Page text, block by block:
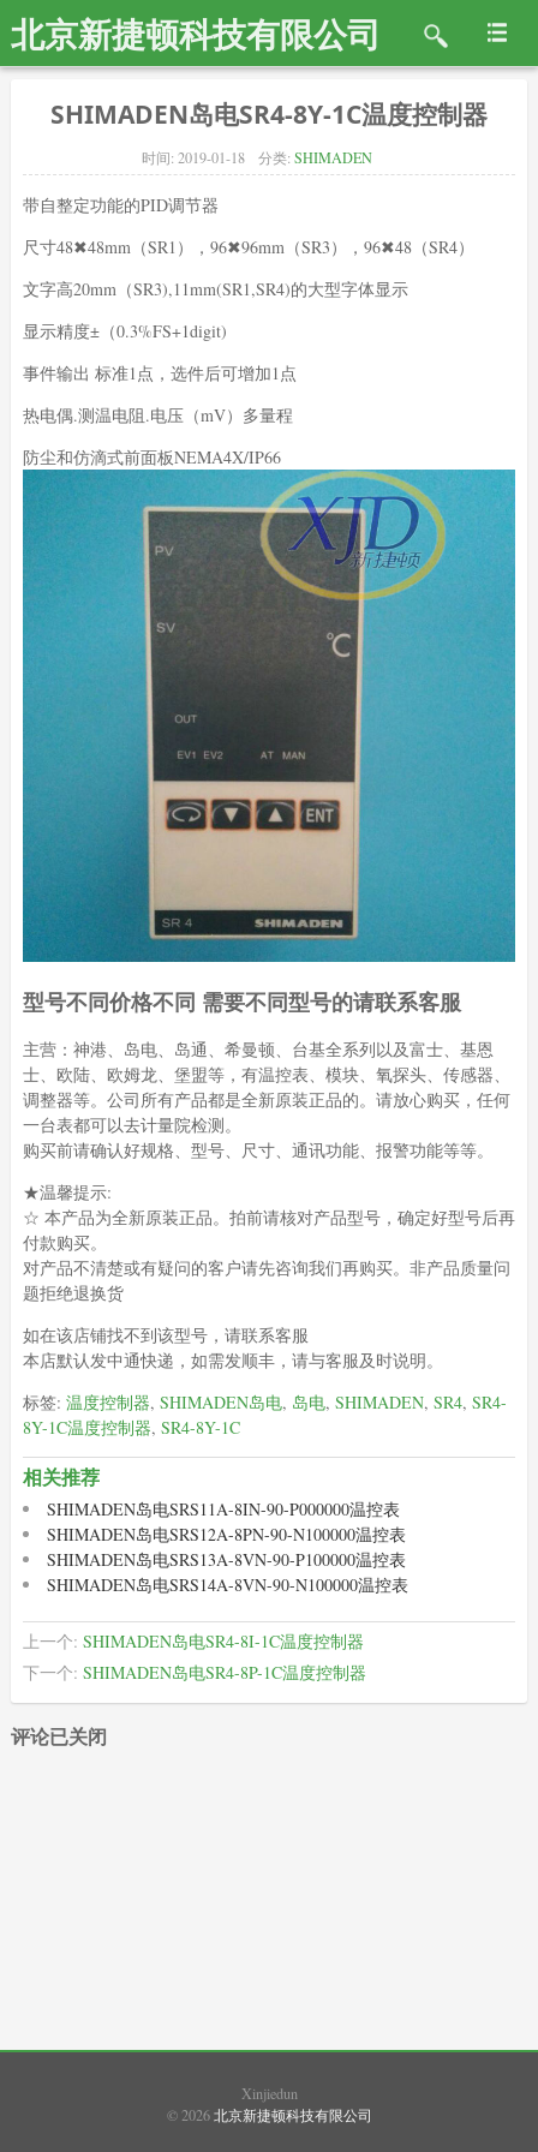
北京新捷顿科技有限公司
SHIMADEN岛电SR4-8Y-1C温度控制器
时间:2019-01-18 分类:SHIMADEN
带自整定功能的PID调节器
尺寸48✖48mm（SR1），96✖96mm（SR3），96✖48（SR4）
文字高20mm（SR3),11mm(SR1,SR4)的大型字体显示
显示精度±（0.3%FS+1digit)
事件输出 标准1点，选件后可增加1点
热电偶.测温电阻.电压（mV）多量程
防尘和仿滴式前面板NEMA4X/IP66
型号不同价格不同 需要不同型号的请联系客服
主营：神港、岛电、岛通、希曼顿、台基全系列以及富士、基恩
士、欧陆、欧姆龙、堡盟等，有温控表、模块、氧探头、传感器、
调整器等。公司所有产品都是全新原装正品的。请放心购买，任何
一台表都可以去计量院检测。
购买前请确认好规格、型号、尺寸、通讯功能、报警功能等等。
★温馨提示:
☆ 本产品为全新原装正品。拍前请核对产品型号，确定好型号后再
付款购买。
对产品不清楚或有疑问的客户请先咨询我们再购买。非产品质量问
题拒绝退换货
如在该店铺找不到该型号，请联系客服
本店默认发中通快递，如需发顺丰，请与客服及时说明。
标签: 温度控制器, SHIMADEN岛电, 岛电, SHIMADEN, SR4, SR4-
8Y-1C温度控制器, SR4-8Y-1C
相关推荐
SHIMADEN岛电SRS11A-8IN-90-P000000温控表
SHIMADEN岛电SRS12A-8PN-90-N100000温控表
SHIMADEN岛电SRS13A-8VN-90-P100000温控表
SHIMADEN岛电SRS14A-8VN-90-N100000温控表
上一个: SHIMADEN岛电SR4-8I-1C温度控制器
下一个: SHIMADEN岛电SR4-8P-1C温度控制器
评论已关闭
SHINKO(937)
Xinjiedun
© 2026北京新捷顿科技有限公司